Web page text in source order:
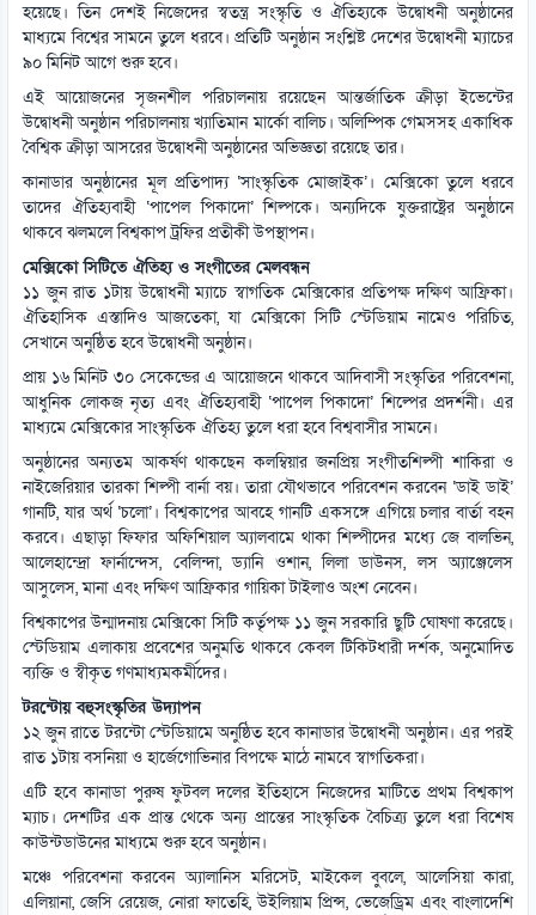
হয়েছে। তিন দেশই নিজেদের স্বতন্ত্র সংস্কৃতি ও ঐতিহ্যকে উদ্বোধনী অনুষ্ঠানের
মাধ্যমে বিশ্বের সামনে তুলে ধরবে। প্রতিটি অনুষ্ঠান সংশ্লিষ্ট দেশের উদ্বোধনী ম্যাচের
৯০ মিনিট আগে শুরু হবে।
এই আয়োজনের সৃজনশীল পরিচালনায় রয়েছেন আন্তর্জাতিক ক্রীড়া ইভেন্টের
উদ্বোধনী অনুষ্ঠান পরিচালনায় খ্যাতিমান মার্কো বালিচ। অলিম্পিক গেমসসহ একাধিক
বৈশ্বিক ক্রীড়া আসরের উদ্বোধনী অনুষ্ঠানের অভিজ্ঞতা রয়েছে তার।
কানাডার অনুষ্ঠানের মূল প্রতিপাদ্য ‘সাংস্কৃতিক মোজাইক’। মেক্সিকো তুলে ধরবে
তাদের ঐতিহ্যবাহী ‘পাপেল পিকাদো’ শিল্পকে। অন্যদিকে যুক্তরাষ্ট্রের অনুষ্ঠানে
থাকবে ঝলমলে বিশ্বকাপ ট্রফির প্রতীকী উপস্থাপন।
মেক্সিকো সিটিতে ঐতিহ্য ও সংগীতের মেলবন্ধন
১১ জুন রাত ১টায় উদ্বোধনী ম্যাচে স্বাগতিক মেক্সিকোর প্রতিপক্ষ দক্ষিণ আফ্রিকা।
ঐতিহাসিক এস্তাদিও আজতেকা, যা মেক্সিকো সিটি স্টেডিয়াম নামেও পরিচিত,
সেখানে অনুষ্ঠিত হবে উদ্বোধনী অনুষ্ঠান।
প্রায় ১৬ মিনিট ৩০ সেকেন্ডের এ আয়োজনে থাকবে আদিবাসী সংস্কৃতির পরিবেশনা,
আধুনিক লোকজ নৃত্য এবং ঐতিহ্যবাহী ‘পাপেল পিকাদো’ শিল্পের প্রদর্শনী। এর
মাধ্যমে মেক্সিকোর সাংস্কৃতিক ঐতিহ্য তুলে ধরা হবে বিশ্ববাসীর সামনে।
অনুষ্ঠানের অন্যতম আকর্ষণ থাকছেন কলম্বিয়ার জনপ্রিয় সংগীতশিল্পী শাকিরা ও
নাইজেরিয়ার তারকা শিল্পী বার্না বয়। তারা যৌথভাবে পরিবেশন করবেন ‘ডাই ডাই’
গানটি, যার অর্থ ‘চলো’। বিশ্বকাপের আবহে গানটি একসঙ্গে এগিয়ে চলার বার্তা বহন
করবে। এছাড়া ফিফার অফিশিয়াল অ্যালবামে থাকা শিল্পীদের মধ্যে জে বালভিন,
আলেহান্দ্রো ফার্নান্দেস, বেলিন্দা, ড্যানি ওশান, লিলা ডাউনস, লস অ্যাঞ্জেলেস
আসুলেস, মানা এবং দক্ষিণ আফ্রিকার গায়িকা টাইলাও অংশ নেবেন।
বিশ্বকাপের উন্মাদনায় মেক্সিকো সিটি কর্তৃপক্ষ ১১ জুন সরকারি ছুটি ঘোষণা করেছে।
স্টেডিয়াম এলাকায় প্রবেশের অনুমতি থাকবে কেবল টিকিটধারী দর্শক, অনুমোদিত
ব্যক্তি ও স্বীকৃত গণমাধ্যমকর্মীদের।
টরন্টোয় বহুসংস্কৃতির উদ্যাপন
১২ জুন রাতে টরন্টো স্টেডিয়ামে অনুষ্ঠিত হবে কানাডার উদ্বোধনী অনুষ্ঠান। এর পরই
রাত ১টায় বসনিয়া ও হার্জেগোভিনার বিপক্ষে মাঠে নামবে স্বাগতিকরা।
এটি হবে কানাডা পুরুষ ফুটবল দলের ইতিহাসে নিজেদের মাটিতে প্রথম বিশ্বকাপ
ম্যাচ। দেশটির এক প্রান্ত থেকে অন্য প্রান্তের সাংস্কৃতিক বৈচিত্র্য তুলে ধরা বিশেষ
কাউন্টডাউনের মাধ্যমে শুরু হবে অনুষ্ঠান।
মঞ্চে পরিবেশনা করবেন অ্যালানিস মরিসেট, মাইকেল বুবলে, আলেসিয়া কারা,
এলিয়ানা, জেসি রেয়েজ, নোরা ফাতেহি, উইলিয়াম প্রিন্স, ভেজেড্রিম এবং বাংলাদেশি